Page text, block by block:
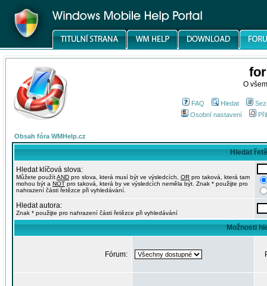
O
FAQ Hledat
Osobní nastavení
Obsah fóra WMHelp.cz
Hledat
Hledat klíčová slova:
Můžete použítAND pro slova, která musí být ve výsledcích, OR pro taková, která tam
mohou být a NOT pro taková, která by ve výsledcích neměla být. Znak * použijte pro
nahrazení části řetězce při vyhledávání.
Hledat autora:
Znak * použijte pro nahrazení části řetězce při vyhledávání
Možnosti
Fórum: